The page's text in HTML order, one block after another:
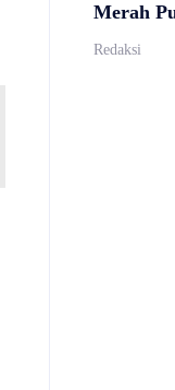
Merah
Redaksi